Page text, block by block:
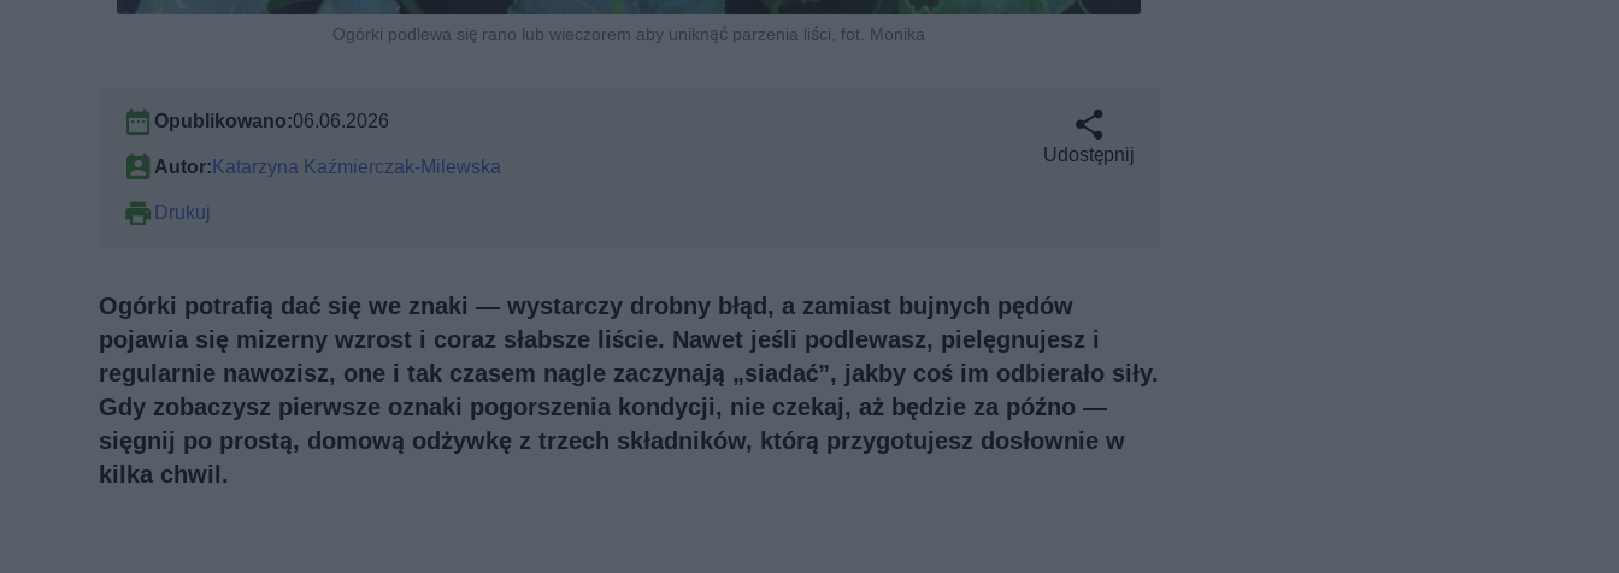
Ogórki podlewa się rano lub wieczorem aby uniknąć parzenia liści, fot. Monika
Opublikowano:06.06.2026
Autor:Katarzyna Kaźmierczak-Milewska
Drukuj
Udostępnij
Ogórki potrafią dać się we znaki — wystarczy drobny błąd, a zamiast bujnych pędów
pojawia się mizerny wzrost i coraz słabsze liście. Nawet jeśli podlewasz, pielęgnujesz i
regularnie nawozisz, one i tak czasem nagle zaczynają „siadać”, jakby coś im odbierało siły.
Gdy zobaczysz pierwsze oznaki pogorszenia kondycji, nie czekaj, aż będzie za późno —
sięgnij po prostą, domową odżywkę z trzech składników, którą przygotujesz dosłownie w
kilka chwil.